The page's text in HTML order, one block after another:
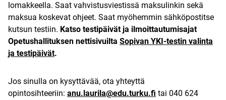
lomakkeella. Saat vahvistusviestissä maksulinkin sekä
maksua koskevat ohjeet. Saat myöhemmin sähköpostitse
kutsun testiin. Katso testipäivät ja ilmoittautumisajat
Opetushallituksen nettisivuilta Sopivan YKI-testin valinta
ja testipäivät.
Jos sinulla on kysyttävää, ota yhteyttä
opintosihteeriin: anu.laurila@edu.turku.fi tai 040 624